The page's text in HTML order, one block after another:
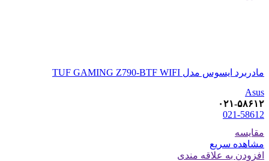
مادربرد ایسوس مدل TUF GAMING Z790-BTF WIFI
Asus
۰۲۱-۵۸۶۱۲
021-58612
مقایسه
مشاهده سریع
افزودن به علاقه مندی